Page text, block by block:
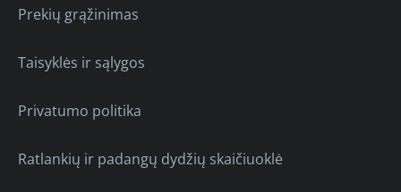
Prekių grąžinimas
Taisyklės ir sąlygos
Privatumo politika
Ratlankių ir padangų dydžių skaičiuoklė